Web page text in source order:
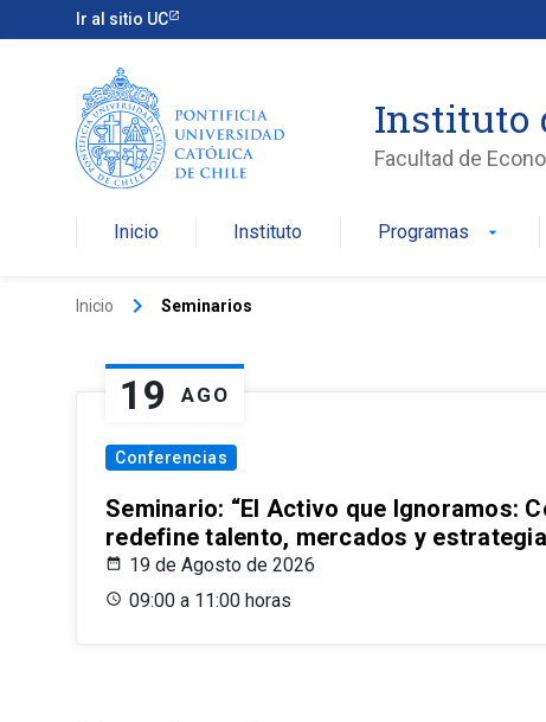
Ir al sitio UC
Instituto
Facultad de
Inicio Instituto Programas arrow_drop_down
Inicio keyboard_arrow_right Seminarios
19 AGO
Conferencias
Seminario: “El Activo que Ignoramos:
redefine talento, mercados y
19 de Agosto de 2026
09:00 a 11:00 horas